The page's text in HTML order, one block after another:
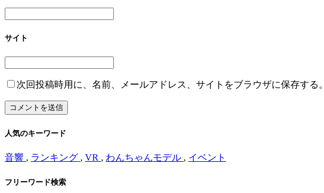
サイト
次回投稿時用に、名前、メールアドレス、サイトをブラウザに保存する。
人気のキーワード
音響 , ランキング , VR , わんちゃんモデル , イベント
フリーワード検索